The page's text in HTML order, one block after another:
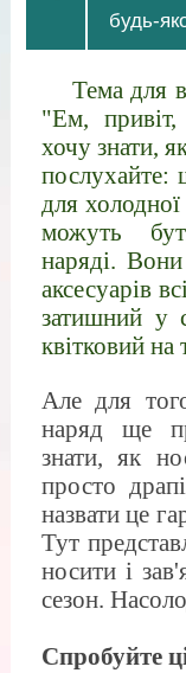
будь-
Тема для
"Ем,
хочу знати,
послухайте:
для
можуть
наряді.
аксесуарів
затишний у
квітковий
Але для
наряд ще
знати, як
просто
назвати це
Тут
носити і
сезон.
Спробуйте